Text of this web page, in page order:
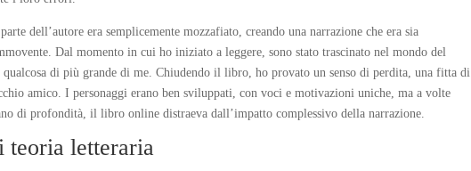
dell’autore era semplicemente mozzafiato, creando una narrazione che era sia
Dal momento in cui ho iniziato a leggere, sono stato trascinato nel mondo del
qualcosa di più grande di me. Chiudendo il libro, ho provato un senso di perdita, una fitta di
amico. I personaggi erano ben sviluppati, con voci e motivazioni uniche, ma a volte
di profondità, il libro online distraeva dall’impatto complessivo della narrazione.
letteraria